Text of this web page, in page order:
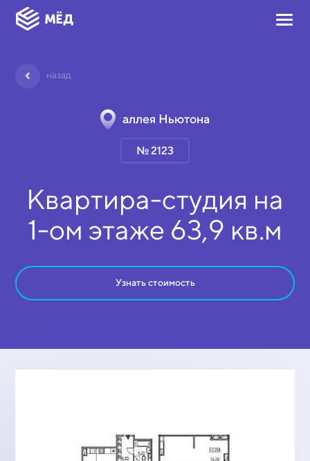
назад
аллея Ньютона
№ 2123
Квартира-студия на
1-ом этаже 63,9 кв.м
Узнать стоимость